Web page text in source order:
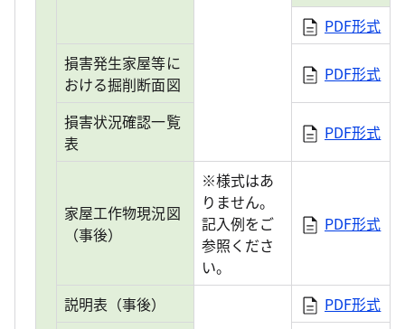
PDF形式
損害発生家屋等に
おける掘削断面図
PDF形式
損害状況確認一覧
表
PDF形式
家屋工作物現況図
（事後）
※様式はあ
りません。
記入例をご
参照くださ
い。
PDF形式
説明表（事後）
PDF形式